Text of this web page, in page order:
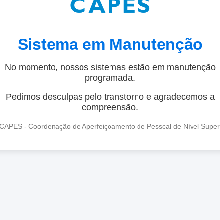
Sistema em Manutenção
No momento, nossos sistemas estão em manutenção
programada.
Pedimos desculpas pelo transtorno e agradecemos a
compreensão.
- Coordenação de Aperfeiçoamento de Pessoal de Nível